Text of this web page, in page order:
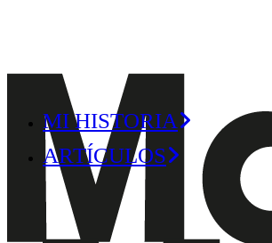
MI HISTORIA
ARTÍCULOS